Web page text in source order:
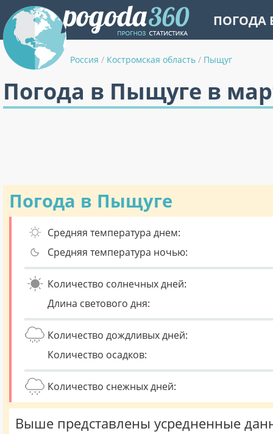
ПОГОДА
Россия / Костромская область / Пыщуг
Погода в Пыщуге в
Погода в Пыщуге
Средняя температура днем:
Средняя температура ночью:
Количество солнечных дней:
Длина светового дня:
Количество дождливых дней:
Количество осадков:
Количество снежных дней:
Выше представлены усредненные